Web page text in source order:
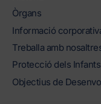
Òrgans
Informació
Treballa amb
Protecció dels Infants
Objectius de